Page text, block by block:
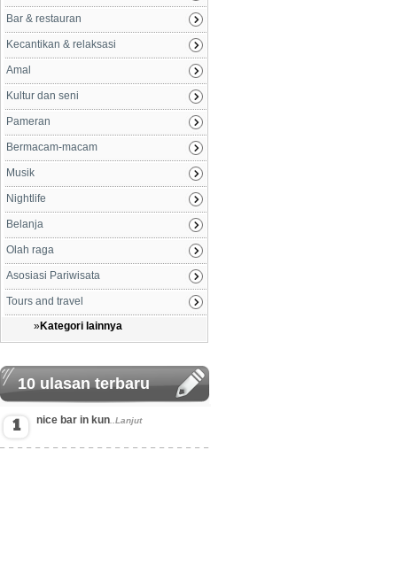
Bar & restauran
Kecantikan & relaksasi
Amal
Kultur dan seni
Pameran
Bermacam-macam
Musik
Nightlife
Belanja
Olah raga
Asosiasi Pariwisata
Tours and travel
»Kategori lainnya
10 ulasan terbaru
1 nice bar in kun ..Lanjut